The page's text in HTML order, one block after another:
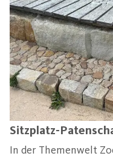
Sitzplatz-
In der Themenwelt